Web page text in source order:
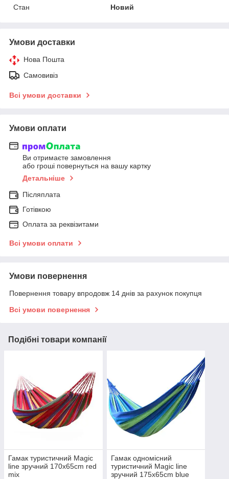
Стан Новий
Умови доставки
Нова Пошта
Самовивіз
Всі умови доставки
Умови оплати
Ви отримаєте замовлення
або гроші повернуться на вашу картку
Детальніше
Післяплата
Готівкою
Оплата за реквізитами
Всі умови оплати
Умови повернення
Повернення товару впродовж 14 днів за рахунок покупця
Всі умови повернення
Подібні товари компанії
Гамак туристичний Magic
line зручний 170x65cm red
mix
Гамак одномісний
туристичний Magic line
зручний 175x65cm blue